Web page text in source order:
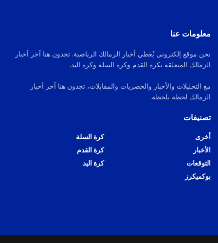
معلومات عنا
نحن موقع إلكتروني يُغطي أخبار الزمالك الرياضية. تجدون هنا آخر أخبار
الزمالك المتعلقة بكرة القدم وكرة السلة وكرة اليد.
مع التحليلات والأخبار والحصريات والمقابلات، تجدون هنا آخر أخبار
الزمالك لحظة بلحظة.
تصنيفات
أخرى
الأخبار
التوقعات
بوكميكرز
كرة السلة
كرة القدم
كرة اليد